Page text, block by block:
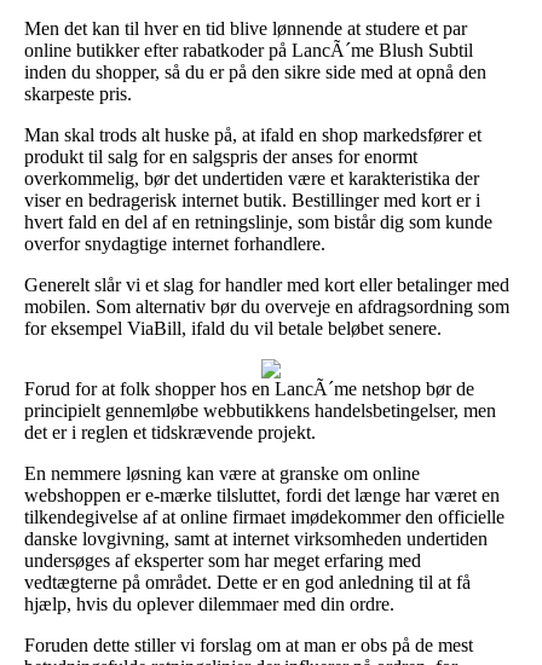
Men det kan til hver en tid blive lønnende at studere et par
online butikker efter rabatkoder på LancÃ´me Blush Subtil
inden du shopper, så du er på den sikre side med at opnå den
skarpeste pris.
Man skal trods alt huske på, at ifald en shop markedsfører et
produkt til salg for en salgspris der anses for enormt
overkommelig, bør det undertiden være et karakteristika der
viser en bedragerisk internet butik. Bestillinger med kort er i
hvert fald en del af en retningslinje, som bistår dig som kunde
overfor snydagtige internet forhandlere.
Generelt slår vi et slag for handler med kort eller betalinger med
mobilen. Som alternativ bør du overveje en afdragsordning som
for eksempel ViaBill, ifald du vil betale beløbet senere.
Forud for at folk shopper hos en LancÃ´me netshop bør de
principielt gennemløbe webbutikkens handelsbetingelser, men
det er i reglen et tidskrævende projekt.
En nemmere løsning kan være at granske om online
webshoppen er e-mærke tilsluttet, fordi det længe har været en
tilkendegivelse af at online firmaet imødekommer den officielle
danske lovgivning, samt at internet virksomheden undertiden
undersøges af eksperter som har meget erfaring med
vedtægterne på området. Dette er en god anledning til at få
hjælp, hvis du oplever dilemmaer med din ordre.
Foruden dette stiller vi forslag om at man er obs på de mest